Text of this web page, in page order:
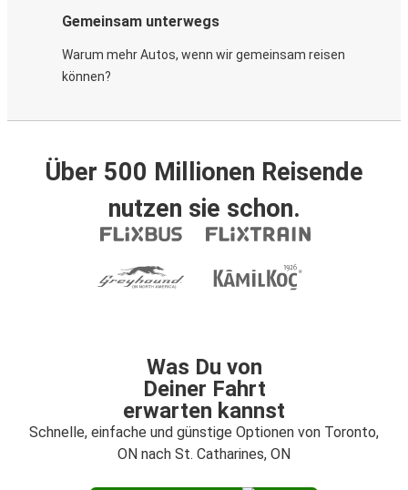
Gemeinsam unterwegs
Warum mehr Autos, wenn wir gemeinsam reisen
können?
Über 500 Millionen Reisende
nutzen sie schon.
Was Du von
Deiner Fahrt
erwarten kannst
Schnelle, einfache und günstige Optionen von Toronto,
ON nach St. Catharines, ON